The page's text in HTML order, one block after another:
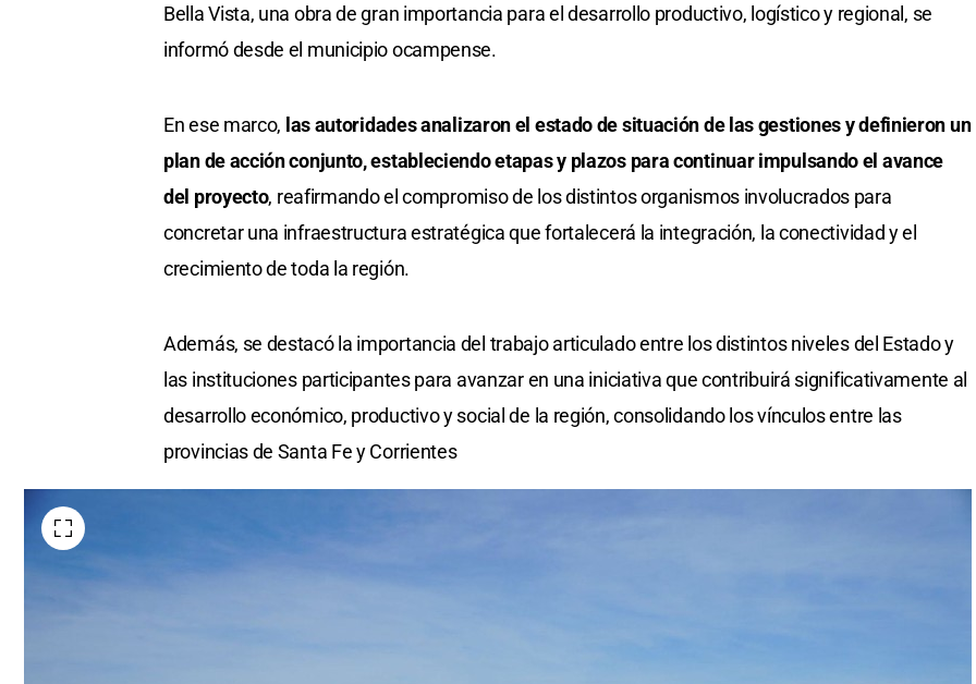
Bella Vista, una obra de gran importancia para el desarrollo productivo, logístico y regional, se
informó desde el municipio ocampense.
En ese marco, las autoridades analizaron el estado de situación de las gestiones y definieron un
plan de acción conjunto, estableciendo etapas y plazos para continuar impulsando el avance
del proyecto, reafirmando el compromiso de los distintos organismos involucrados para
concretar una infraestructura estratégica que fortalecerá la integración, la conectividad y el
crecimiento de toda la región.
Además, se destacó la importancia del trabajo articulado entre los distintos niveles del Estado y
las instituciones participantes para avanzar en una iniciativa que contribuirá significativamente al
desarrollo económico, productivo y social de la región, consolidando los vínculos entre las
provincias de Santa Fe y Corrientes